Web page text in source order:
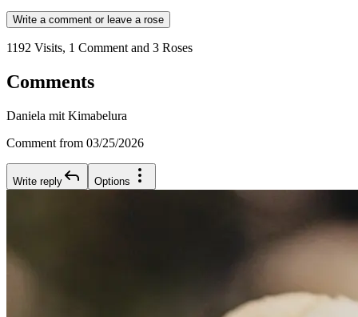
Write a comment or leave a rose
1192 Visits, 1 Comment and 3 Roses
Comments
Daniela mit Kimabelura
Comment from 03/25/2026
Write reply Options